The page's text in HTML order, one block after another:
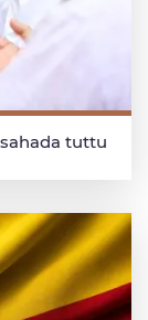
sahada tuttu